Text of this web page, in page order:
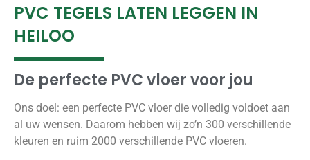
PVC TEGELS LATEN LEGGEN IN
HEILOO
De perfecte PVC vloer voor jou
Ons doel: een perfecte PVC vloer die volledig voldoet aan
al uw wensen. Daarom hebben wij zo’n 300 verschillende
kleuren en ruim 2000 verschillende PVC vloeren.